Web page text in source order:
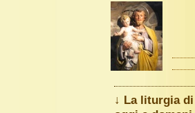
↓ La liturgia di